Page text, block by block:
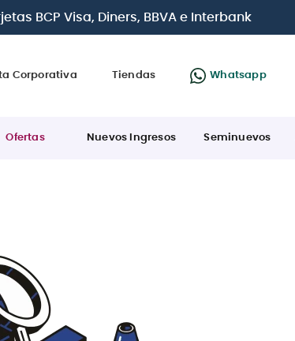
BCP Visa, Diners, BBVA e Interbank
Corporativa Tiendas Whatsapp
Ofertas Nuevos Ingresos Seminuevos